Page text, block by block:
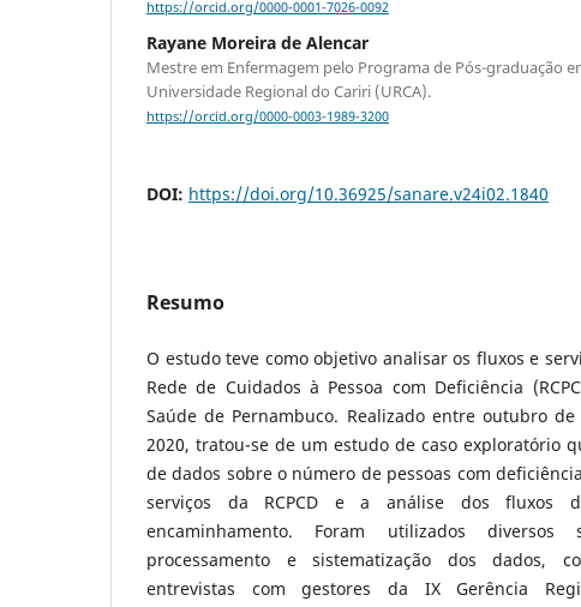
https://orcid.org/0000-0001-7026-0092
Rayane Moreira de Alencar
Mestre em Enfermagem pelo Programa de Pós-graduação
Universidade Regional do Cariri (URCA).
https://orcid.org/0000-0003-1989-3200
DOI: https://doi.org/10.36925/sanare.v24i02.1840
Resumo
O estudo teve como objetivo analisar os fluxos e
Rede de Cuidados à Pessoa com Deficiência
Saúde de Pernambuco. Realizado entre outubro
2020, tratou-se de um estudo de caso exploratório
de dados sobre o número de pessoas com
serviços da RCPCD e a análise dos fluxos
encaminhamento. Foram utilizados
processamento e sistematização dos dados,
entrevistas com gestores da IX Gerência